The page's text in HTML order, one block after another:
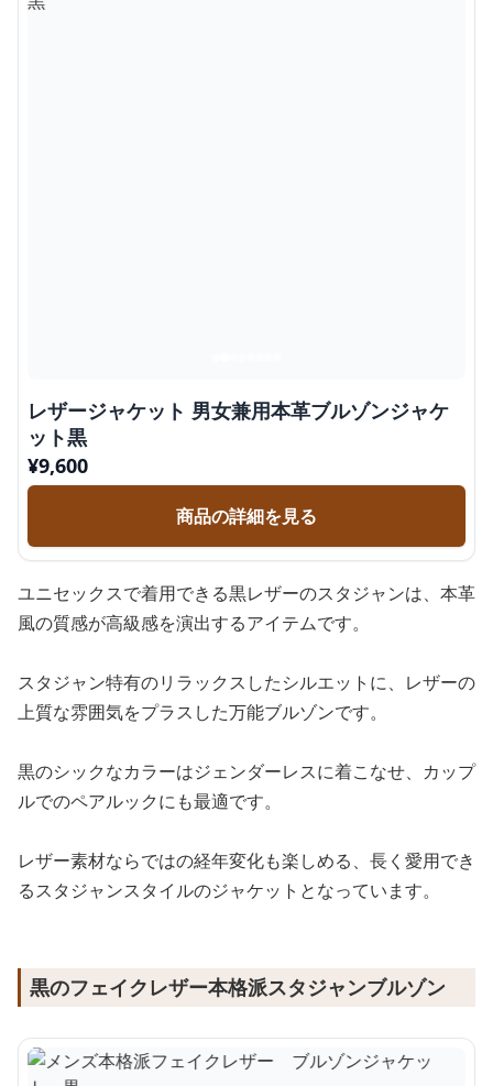
レザージャケット 男女兼用本革ブルゾンジャケ
ット黒
¥9,600
商品の詳細を見る
ユニセックスで着用できる黒レザーのスタジャンは、本革
風の質感が高級感を演出するアイテムです。
スタジャン特有のリラックスしたシルエットに、レザーの
上質な雰囲気をプラスした万能ブルゾンです。
黒のシックなカラーはジェンダーレスに着こなせ、カップ
ルでのペアルックにも最適です。
レザー素材ならではの経年変化も楽しめる、長く愛用でき
るスタジャンスタイルのジャケットとなっています。
黒のフェイクレザー本格派スタジャンブルゾン